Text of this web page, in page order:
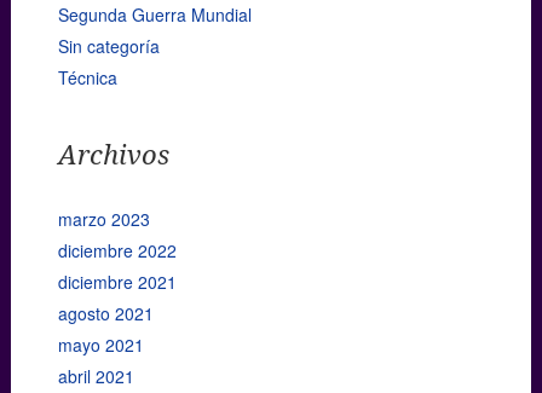
Segunda Guerra Mundial
Sin categoría
Técnica
Archivos
marzo 2023
diciembre 2022
diciembre 2021
agosto 2021
mayo 2021
abril 2021